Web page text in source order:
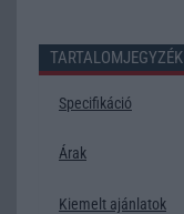
TARTALOMJEGYZÉK
Specifikáció
Árak
Kiemelt ajánlatok